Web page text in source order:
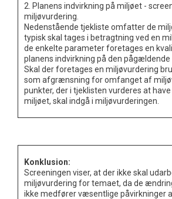
2. Planens indvirkning på miljøet -
miljøvurdering.
Nedenstående tjekliste omfatter de
typisk skal tages i betragtning ved en
de enkelte parameter foretages en
planens indvirkning på den
Skal der foretages en miljøvurdering
som afgrænsning for omfanget af
punkter, der i tjeklisten vurderes at
miljøet, skal indgå i miljøvurderingen.
Konklusion:
Screeningen viser, at der ikke skal
miljøvurdering for temaet, da de
ikke medfører væsentlige påvirkninger